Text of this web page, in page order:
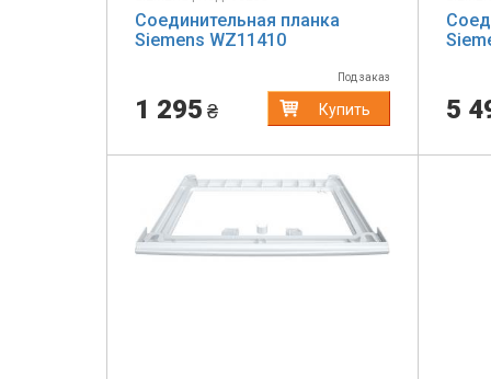
Соединительная планка
Siemens WZ11410
Под заказ
1 295 ₴ Купить 5